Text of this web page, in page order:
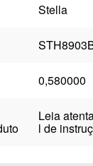
Stella
0,580000
Leia
l de